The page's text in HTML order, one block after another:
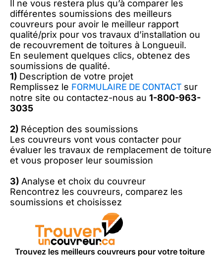
Il ne vous restera plus qu’à comparer les
différentes soumissions des meilleurs
couvreurs pour avoir le meilleur rapport
qualité/prix pour vos travaux d’installation ou
de recouvrement de toitures à Longueuil.
En seulement quelques clics, obtenez des
soumissions de qualité.
1) Description de votre projet
Remplissez le FORMULAIRE DE CONTACT sur
notre site ou contactez-nous au 1-800-963-
3035
2) Réception des soumissions
Les couvreurs vont vous contacter pour
évaluer les travaux de remplacement de toiture
et vous proposer leur soumission
3) Analyse et choix du couvreur
Rencontrez les couvreurs, comparez les
soumissions et choisissez
Trouvez les meilleurs couvreurs pour votre toiture